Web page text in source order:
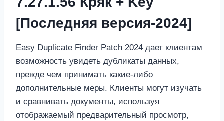
[Последняя версия-2024]
Easy Duplicate Finder Patch 2024 дает клиентам
возможность увидеть дубликаты данных,
прежде чем принимать какие-либо
дополнительные меры. Клиенты могут изучать
и сравнивать документы, используя
отображаемый предварительный просмотр,